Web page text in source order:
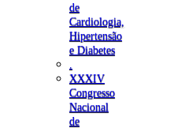
de
Cardiologia,
Hipertensão
e Diabetes
XXXIV
Congresso
Nacional
de